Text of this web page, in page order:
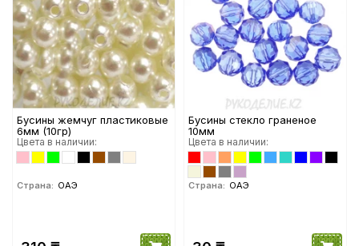
Бусины жемчуг пластиковые
6мм (10гр)
Цвета в наличии:
Страна: ОАЭ
Бусины стекло граненое
10мм
Цвета в наличии:
Страна: ОАЭ